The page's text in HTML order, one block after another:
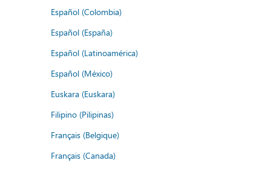
Español (Colombia)
Español (España)
Español (Latinoamérica)
Español (México)
Euskara (Euskara)
Filipino (Pilipinas)
Français (Belgique)
Français (Canada)